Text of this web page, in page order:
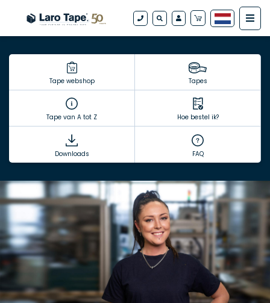
Tape webshop Tapes
Tape van A tot Z Hoe bestel ik?
Downloads FAQ